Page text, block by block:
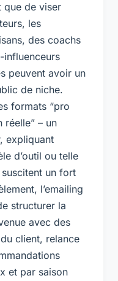
que de viser
les
des coachs
influenceurs
peuvent avoir un
de niche.
formats “pro
réelle” – un
expliquant
d’outil ou telle
un fort
l’emailing
structurer la
avec des
client, relance
et par saison